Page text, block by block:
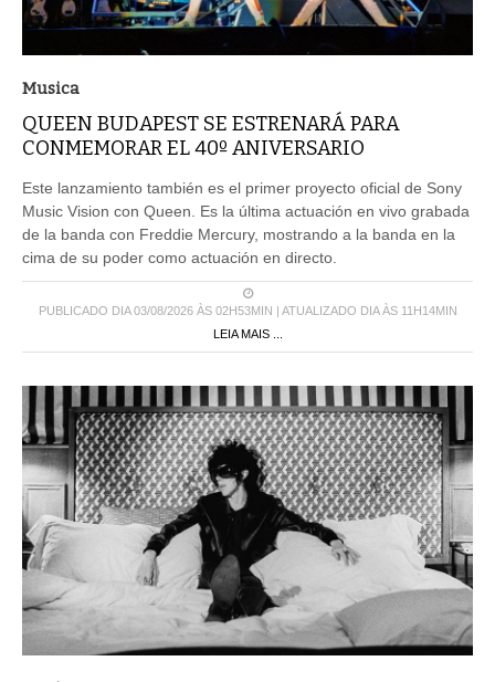
Musica
QUEEN BUDAPEST SE ESTRENARÁ PARA
CONMEMORAR EL 40º ANIVERSARIO
Este lanzamiento también es el primer proyecto oficial de Sony
Music Vision con Queen. Es la última actuación en vivo grabada
de la banda con Freddie Mercury, mostrando a la banda en la
cima de su poder como actuación en directo.
PUBLICADO DIA 03/08/2026 ÀS 02H53MIN | ATUALIZADO DIA ÀS 11H14MIN
LEIA MAIS ...